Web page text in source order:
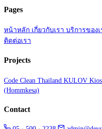
Pages
หน้าหลัก เกี่ยวกับเรา บริการของเ
ติดต่อเรา
Projects
Code Clean Thailand KULOV
(Hommkesa)
Contact